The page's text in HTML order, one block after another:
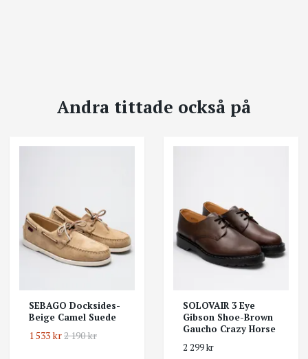
Andra tittade också på
SEBAGO Docksides-
Beige Camel Suede
1 533 kr2 190 kr
SOLOVAIR 3 Eye
Gibson Shoe-Brown
Gaucho Crazy Horse
2 299 kr